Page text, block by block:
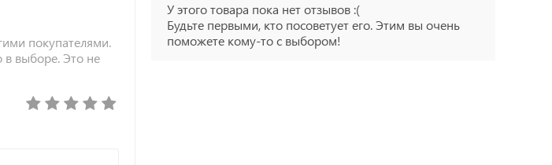
покупателями.
выборе. Это не
У этого товара пока нет отзывов :(
Будьте первыми, кто посоветует его. Этим вы очень
поможете кому-то с выбором!